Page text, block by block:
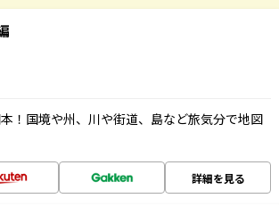
！国境や州、川や街道、島など旅気分で地図
詳細を見る